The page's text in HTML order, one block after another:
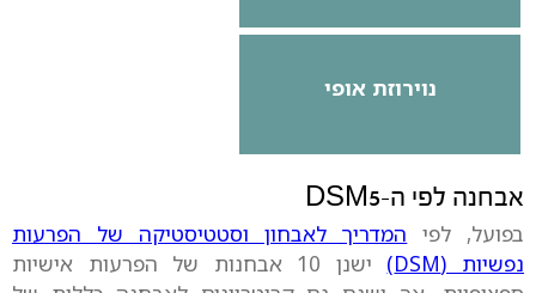
נוירוזת אופי
אבחנה לפי ה-DSM5
בפועל, לפי המדריך לאבחון וסטטיסטיקה של הפרעות
נפשיות (DSM)
ישנן 10 אבחנות של הפרעות אישיות